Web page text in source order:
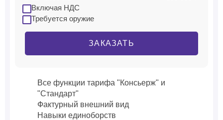
Включая НДС
Требуется оружие
ЗАКАЗАТЬ
Все функции тарифа "Консьерж" и
"Стандарт"
Фактурный внешний вид
Навыки единоборств